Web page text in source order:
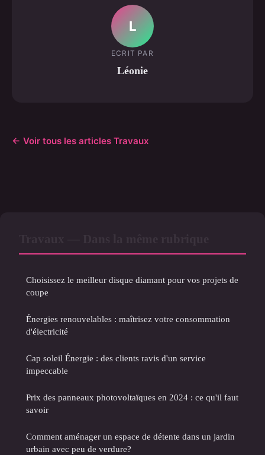
L
ECRIT PAR
Léonie
← Voir tous les articles Travaux
Choisissez le meilleur disque diamant pour vos projets de
coupe
Énergies renouvelables : maîtrisez votre consommation
d'électricité
Cap soleil Énergie : des clients ravis d'un service
impeccable
Prix des panneaux photovoltaïques en 2024 : ce qu'il faut
savoir
Comment aménager un espace de détente dans un jardin
urbain avec peu de verdure?